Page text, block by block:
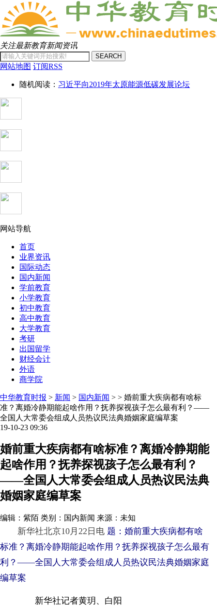
关注最新教育新闻资讯
SEARCH
网站地图 订阅RSS
随机阅读： 习近平向2019年太原能源低碳发展论坛
网站导航
首页
业界资讯
国际动态
国内新闻
学前教育
小学教育
初中教育
高中教育
大学教育
考研
出国留学
财经会计
外语
商学院
中华教育时报 > 新闻 > 国内新闻 > > 婚前重大疾病都有啥标
准？离婚冷静期能起啥作用？抚养探视孩子怎么最有利？——
全国人大常委会组成人员热议民法典婚姻家庭编草案
19-10-23 09:36
婚前重大疾病都有啥标准？离婚冷静期能
起啥作用？抚养探视孩子怎么最有利？
——全国人大常委会组成人员热议民法典
婚姻家庭编草案
编辑：紫陌 类别：国内新闻 来源：未知
新华社北京10月22日电 题：婚前重大疾病都有啥
标准？离婚冷静期能起啥作用？抚养探视孩子怎么最有
利？——全国人大常委会组成人员热议民法典婚姻家庭
编草案
新华社记者黄玥、白阳